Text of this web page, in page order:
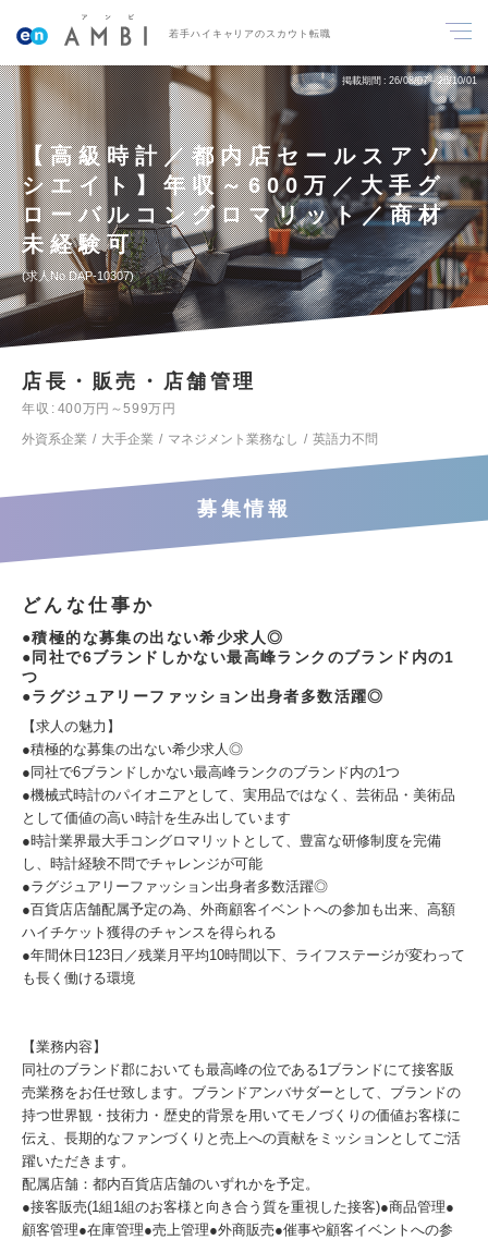
若手ハイキャリアのスカウト転職
掲載期間 26/08/07～26/10/01
【高級時計／都内店セールスアソ
シエイト】年収～600万／大手グ
ローバルコングロマリット／商材
未経験可
求人No.DAP-10307
店長・販売・店舗管理
年収
400万円～599万円
外資系企業
大手企業 マネジメント業務なし 英語力不問
募集情報
どんな仕事か
●積極的な募集の出ない希少求人◎
●同社で6ブランドしかない最高峰ランクのブランド内の1
つ
●ラグジュアリーファッション出身者多数活躍◎
【求人の魅力】
●積極的な募集の出ない希少求人◎
●同社で6ブランドしかない最高峰ランクのブランド内の1つ
●機械式時計のパイオニアとして、実用品ではなく、芸術品・美術品
として価値の高い時計を生み出しています
●時計業界最大手コングロマリットとして、豊富な研修制度を完備
し、時計経験不問でチャレンジが可能
●ラグジュアリーファッション出身者多数活躍◎
●百貨店店舗配属予定の為、外商顧客イベントへの参加も出来、高額
ハイチケット獲得のチャンスを得られる
●年間休日123日／残業月平均10時間以下、ライフステージが変わって
も長く働ける環境
【業務内容】
同社のブランド郡においても最高峰の位である1ブランドにて接客販
売業務をお任せ致します。ブランドアンバサダーとして、ブランドの
持つ世界観・技術力・歴史的背景を用いてモノづくりの価値お客様に
伝え、長期的なファンづくりと売上への貢献をミッションとしてご活
躍いただきます。
配属店舗：都内百貨店店舗のいずれかを予定。
●接客販売(1組1組のお客様と向き合う質を重視した接客)●商品管理●
顧客管理●在庫管理●売上管理●外商販売●催事や顧客イベントへの参